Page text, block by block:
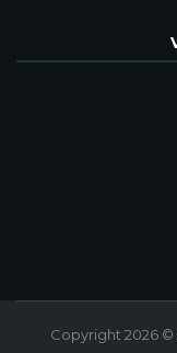
Copyright 2026 ©